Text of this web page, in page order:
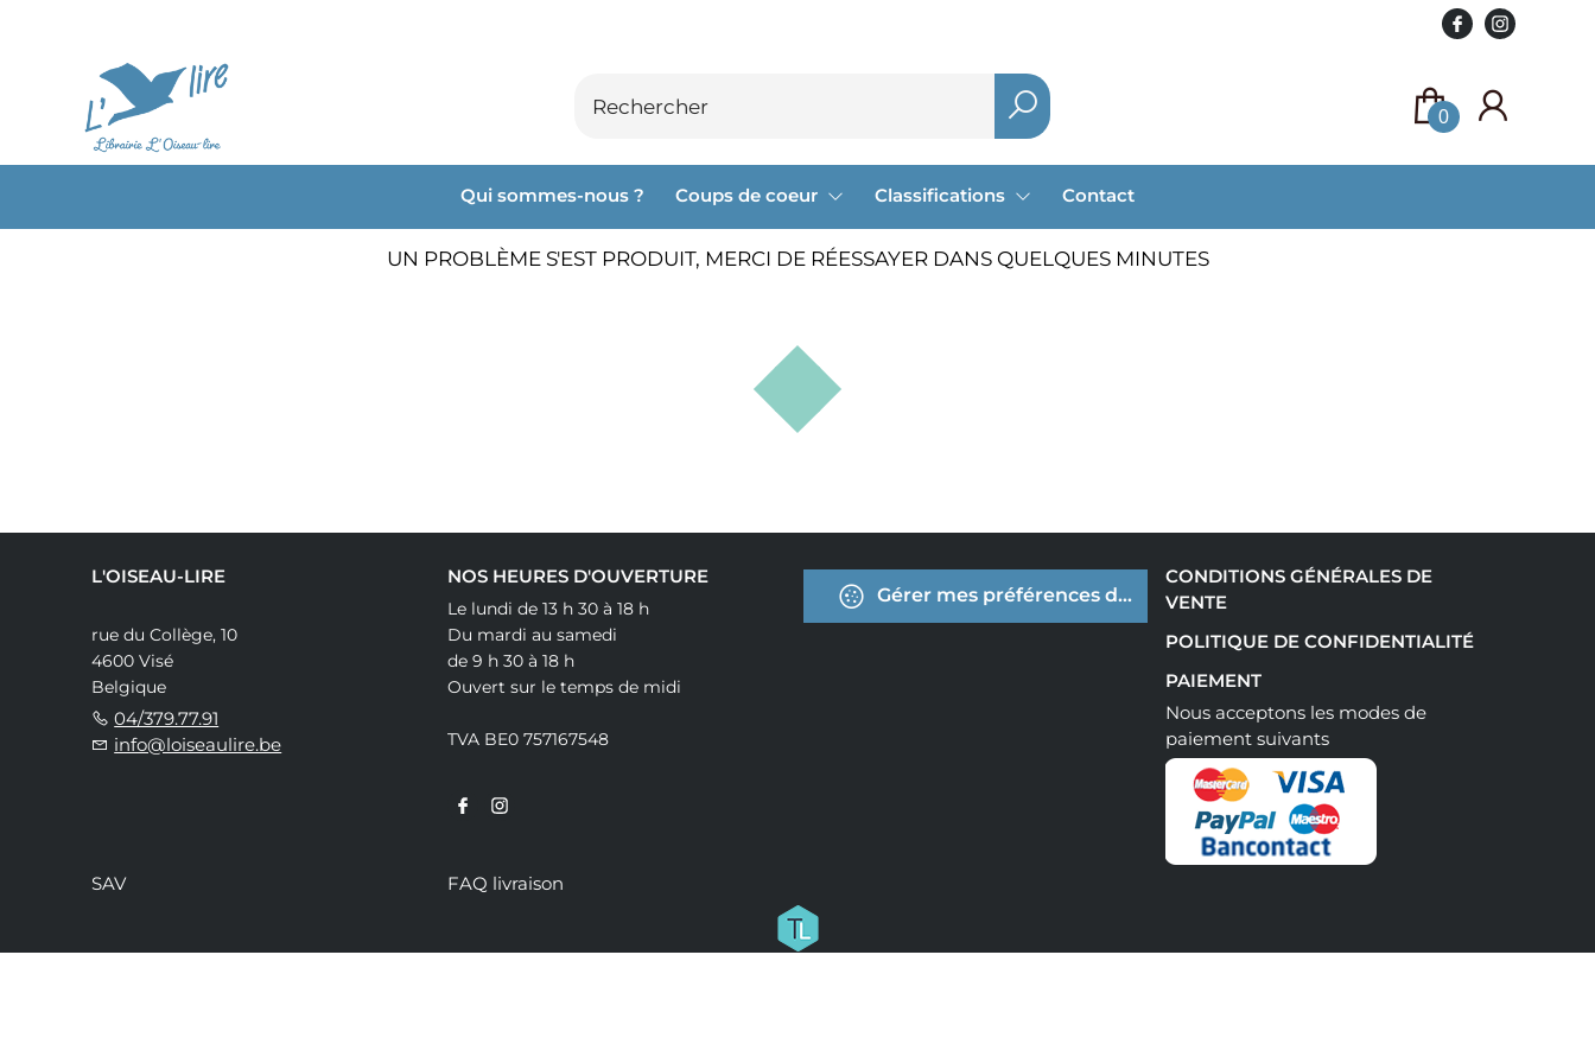
0
Qui sommes-nous ? Coups de coeur Classifications Contact
UN PROBLÈME S'EST PRODUIT, MERCI DE RÉESSAYER DANS QUELQUES MINUTES
L'OISEAU-LIRE
rue du Collège, 10
4600 Visé
Belgique
04/379.77.91
info@loiseaulire.be
NOS HEURES D'OUVERTURE
Le lundi de 13 h 30 à 18 h
Du mardi au samedi
de 9 h 30 à 18 h
Ouvert sur le temps de midi
TVA BE0 757167548
Gérer mes préférences de cookies
CONDITIONS GÉNÉRALES DE
VENTE
POLITIQUE DE CONFIDENTIALITÉ
PAIEMENT
Nous acceptons les modes de
paiement suivants
SAV FAQ livraison